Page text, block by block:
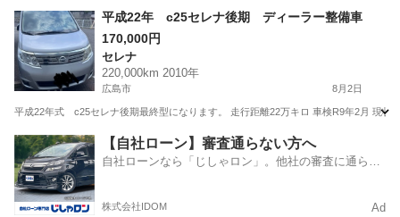
広島 福山市 駅家駅 エクストレイル サンルーフ
平成22年 c25セレナ後期 ディーラー整備車
170,000円
セレナ
220,000km 2010年
広島市 8月2日
平成22年式 c25セレナ後期最終型になります。 走行距離22万キロ 車検R9年2月 現状
広島 広島市 セレナ 後期
【自社ローン】審査通らない方へ
自社ローンなら「じしゃロン」。他社の審査に通らな
株式会社IDOM Ad